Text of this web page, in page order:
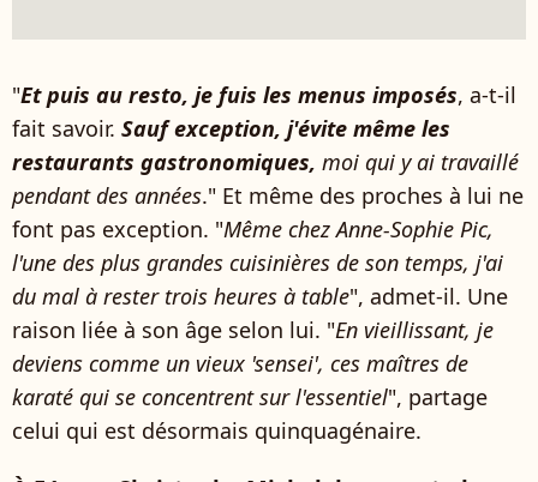
"Et puis au resto, je fuis les menus imposés, a-t-il
fait savoir. Sauf exception, j'évite même les
restaurants gastronomiques, moi qui y ai travaillé
pendant des années." Et même des proches à lui ne
font pas exception. "Même chez Anne-Sophie Pic,
l'une des plus grandes cuisinières de son temps, j'ai
du mal à rester trois heures à table", admet-il. Une
raison liée à son âge selon lui. "En vieillissant, je
deviens comme un vieux 'sensei', ces maîtres de
karaté qui se concentrent sur l'essentiel", partage
celui qui est désormais quinquagénaire.